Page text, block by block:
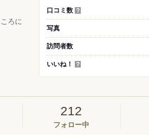
ろに
口コミ数 ？
写真
訪問者数
いいね！ ？
212
フォロー中